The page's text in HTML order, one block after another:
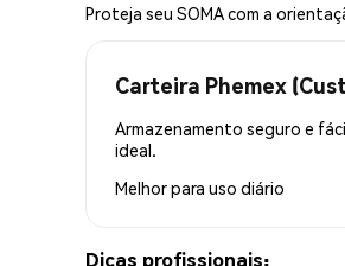
Proteja seu SOMA com a
Carteira Phemex
Armazenamento seguro e
ideal.
Melhor para uso diário
Dicas profissionais: